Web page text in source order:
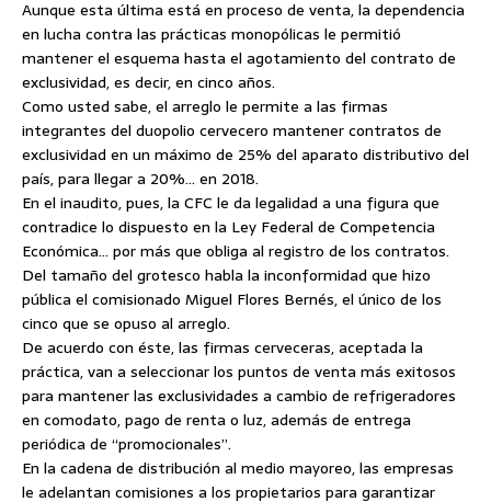
Aunque esta última está en proceso de venta, la dependencia
en lucha contra las prácticas monopólicas le permitió
mantener el esquema hasta el agotamiento del contrato de
exclusividad, es decir, en cinco años.
Como usted sabe, el arreglo le permite a las firmas
integrantes del duopolio cervecero mantener contratos de
exclusividad en un máximo de 25% del aparato distributivo del
país, para llegar a 20%… en 2018.
En el inaudito, pues, la CFC le da legalidad a una figura que
contradice lo dispuesto en la Ley Federal de Competencia
Económica… por más que obliga al registro de los contratos.
Del tamaño del grotesco habla la inconformidad que hizo
pública el comisionado Miguel Flores Bernés, el único de los
cinco que se opuso al arreglo.
De acuerdo con éste, las firmas cerveceras, aceptada la
práctica, van a seleccionar los puntos de venta más exitosos
para mantener las exclusividades a cambio de refrigeradores
en comodato, pago de renta o luz, además de entrega
periódica de “promocionales”.
En la cadena de distribución al medio mayoreo, las empresas
le adelantan comisiones a los propietarios para garantizar